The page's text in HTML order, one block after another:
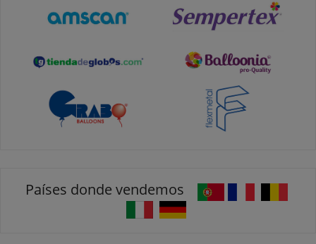
Países donde vendemos